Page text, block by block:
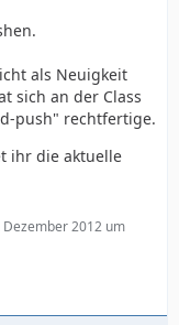
als Neuigkeit
sich an der Class
push" rechtfertige.
ihr die aktuelle
Dezember 2012 um